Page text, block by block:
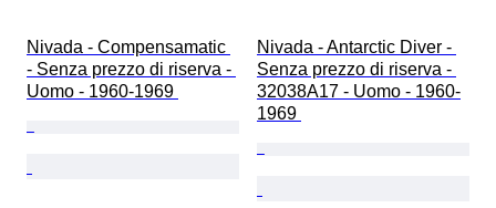
Nivada - Compensamatic
- Senza prezzo di riserva -
Uomo - 1960-1969
Nivada - Antarctic Diver -
Senza prezzo di riserva -
32038A17 - Uomo - 1960-
1969